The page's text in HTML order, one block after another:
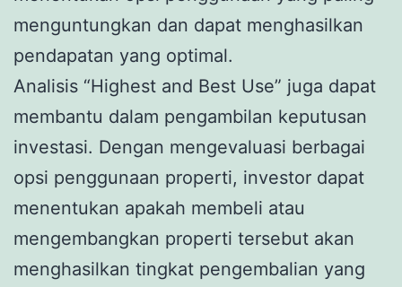
menguntungkan dan dapat menghasilkan
pendapatan yang optimal.
Analisis “Highest and Best Use” juga dapat
membantu dalam pengambilan keputusan
investasi. Dengan mengevaluasi berbagai
opsi penggunaan properti, investor dapat
menentukan apakah membeli atau
mengembangkan properti tersebut akan
menghasilkan tingkat pengembalian yang